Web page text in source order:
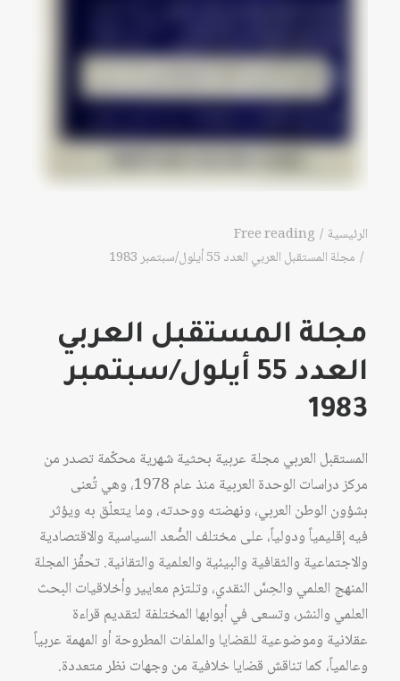
الرئيسية
Free reading
مجلة المستقبل العربي العدد 55 أيلول/سبتمبر 1983
مجلة المستقبل العربي
العدد 55 أيلول/سبتمبر
1983
المستقبل العربي مجلة عربية بحثية شهرية محكّمة تصدر من
مركز دراسات الوحدة العربية منذ عام 1978، وهي تُعنى
بشؤون الوطن العربي، ونهضته ووحدته، وما يتعلّق به ويؤثر
فيه إقليمياً ودولياً، على مختلف الصُّعد السياسية والاقتصادية
والاجتماعية والثقافية والبيئية والعلمية والتقانية. تحفِّز المجلة
المنهج العلمي والحِسَّ النقدي، وتلتزم معايير وأخلاقيات البحث
العلمي والنشر، وتسعى في أبوابها المختلفة لتقديم قراءة
عقلانية وموضوعية للقضايا والملفات المطروحة أو المهمة عربياً
وعالمياً، كما تناقش قضايا خلافية من وجهات نظر متعددة.